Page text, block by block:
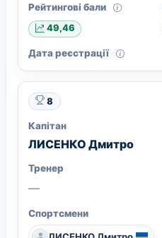
Рейтингові бали
49,46
Дата реєстрації
8
Капітан
ЛИСЕНКО Дмитро
Тренер
—
Спортсмени